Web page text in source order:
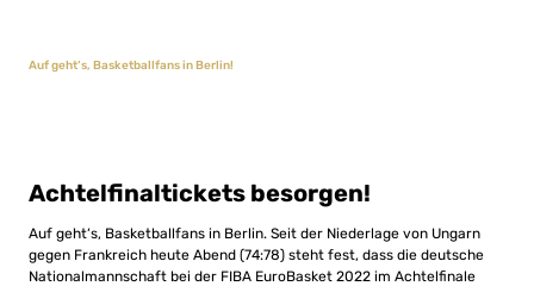
Auf geht‘s, Basketballfans in Berlin!
Achtelfinaltickets besorgen!
Auf geht‘s, Basketballfans in Berlin. Seit der Niederlage von Ungarn
gegen Frankreich heute Abend (74:78) steht fest, dass die deutsche
Nationalmannschaft bei der FIBA EuroBasket 2022 im Achtelfinale